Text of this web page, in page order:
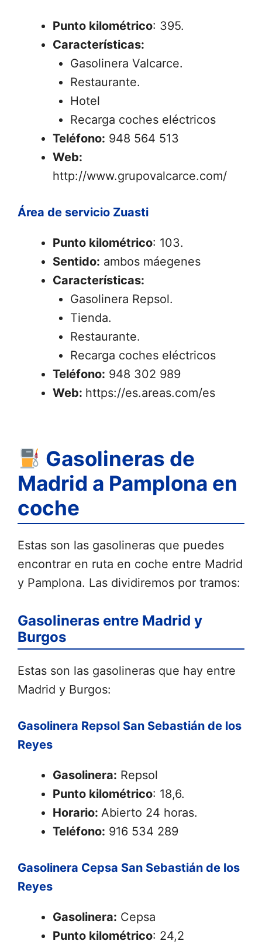
Punto kilométrico: 395.
Características:
Gasolinera Valcarce.
Restaurante.
Hotel
Recarga coches eléctricos
Teléfono: 948 564 513
Web:
http://www.grupovalcarce.com/
Área de servicio Zuasti
Punto kilométrico: 103.
Sentido: ambos máegenes
Características:
Gasolinera Repsol.
Tienda.
Restaurante.
Recarga coches eléctricos
Teléfono: 948 302 989
Web: https://es.areas.com/es
Gasolineras de
Madrid a Pamplona en
coche
Estas son las gasolineras que puedes
encontrar en ruta en coche entre Madrid
y Pamplona. Las dividiremos por tramos:
Gasolineras entre Madrid y
Burgos
Estas son las gasolineras que hay entre
Madrid y Burgos:
Gasolinera Repsol San Sebastián de los
Reyes
Gasolinera: Repsol
Punto kilométrico: 18,6.
Horario: Abierto 24 horas.
Teléfono: 916 534 289
Gasolinera Cepsa San Sebastián de los
Reyes
Gasolinera: Cepsa
Punto kilométrico: 24,2